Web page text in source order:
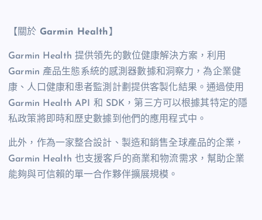
【關於 Garmin Health 】
Garmin Health 提供領先的數位健康解決方案，利用
Garmin 產品生態系統的感測器數據和洞察力，為企業健
康、人口健康和患者監測計劃提供客製化結果。通過使用
Garmin Health API 和 SDK，第三方可以根據其特定的隱
私政策將即時和歷史數據到他們的應用程式中。
此外，作為一家整合設計、製造和銷售全球產品的企業，
Garmin Health 也支援客戶的商業和物流需求，幫助企業
能夠與可信賴的單一合作夥伴擴展規模。